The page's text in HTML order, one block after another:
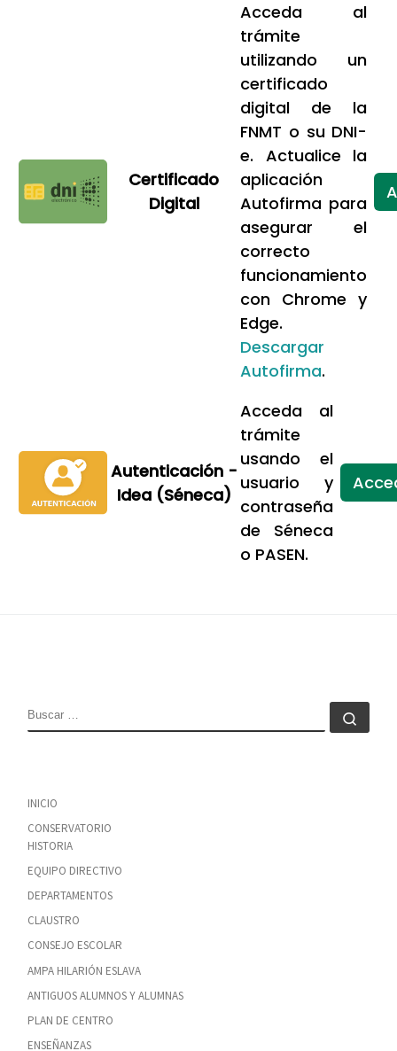
Certificado
Digital
Acceda al
trámite
utilizando un
certificado
digital de la
FNMT o su DNI-
e. Actualice la
aplicación
Autofirma para
asegurar el
correcto
funcionamiento
con Chrome y
Edge.
Descargar
Autofirma.
Autenticación -
Idea (Séneca)
Acceda al
trámite
usando el
usuario y
contraseña
de Séneca
o PASEN.
BUSCAR
INICIO
CONSERVATORIO
HISTORIA
EQUIPO DIRECTIVO
DEPARTAMENTOS
CLAUSTRO
CONSEJO ESCOLAR
AMPA HILARIÓN ESLAVA
ANTIGUOS ALUMNOS Y ALUMNAS
PLAN DE CENTRO
ENSEÑANZAS